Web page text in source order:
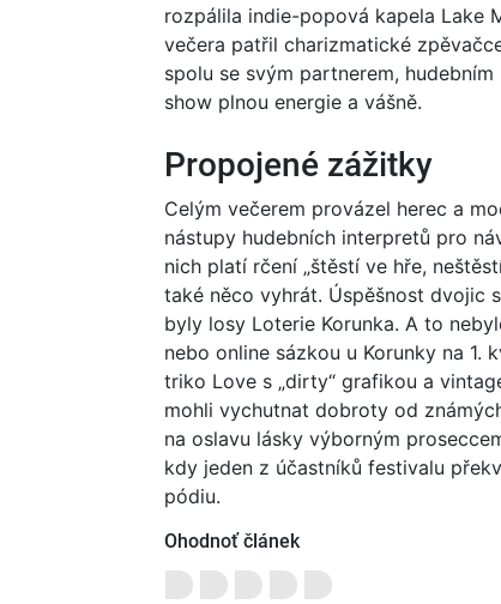
rozpálila indie-popová kapela Lake
večera patřil charizmatické
spolu se svým partnerem,
show plnou energie a vášně.
Propojené zážitky
Celým večerem provázel herec a
nástupy hudebních interpretů pro
nich platí rčení „štěstí ve hře,
také něco vyhrát. Úspěšnost dvojic
byly losy Loterie Korunka. A to
nebo online sázkou u Korunky na 1.
triko Love s „dirty“ grafikou a
mohli vychutnat dobroty od
na oslavu lásky výborným
kdy jeden z účastníků festivalu
pódiu.
Ohodnoť článek